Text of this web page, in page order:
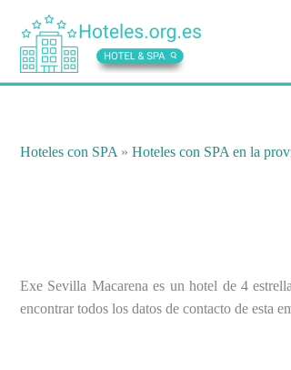
contenido
Hoteles con SPA » Hoteles con SPA en la
Exe Sevilla Macarena es un hotel de 4
encontrar todos los datos de contacto de esta